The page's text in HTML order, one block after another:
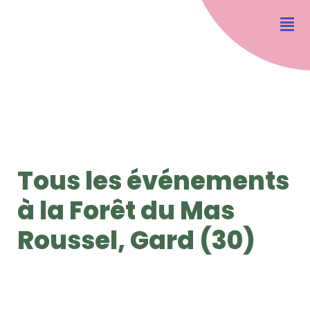
Tous les événements
à la Forêt du Mas
Roussel, Gard (30)